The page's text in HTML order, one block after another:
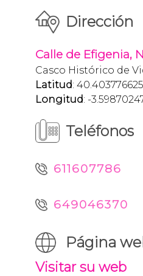
Dirección
Calle de Efigenia,
Casco Histórico de
Latitud:
Longitud: -
Teléfonos
611607786
649046370
Página
Visitar su web